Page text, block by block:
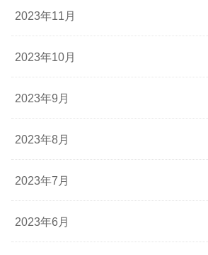
2023年11月
2023年10月
2023年9月
2023年8月
2023年7月
2023年6月